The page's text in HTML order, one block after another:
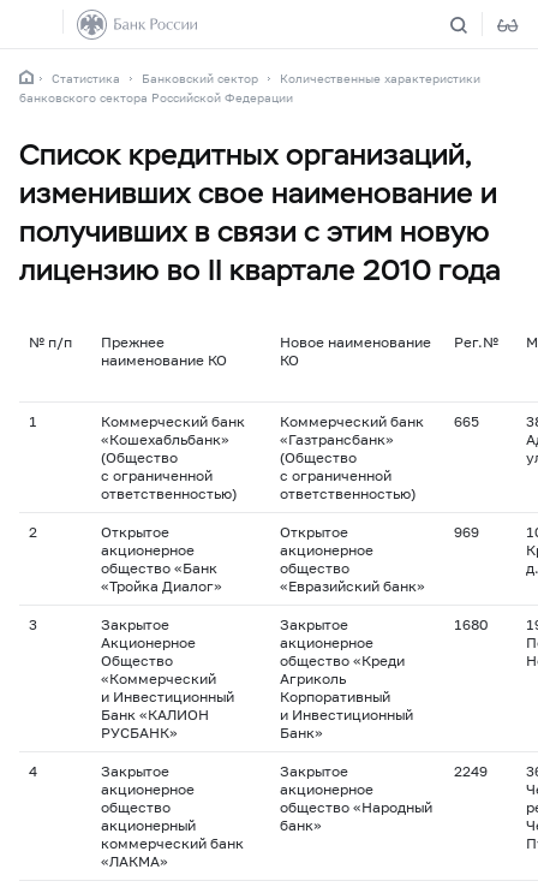
Статистика Банковский сектор
Количественные характеристики
банковского сектора Российской Федерации
Список кредитных организаций,
изменивших свое наименование и
получивших в связи с этим новую
лицензию во II квартале 2010 года
№ п/п
Прежнее
наименование КО
Новое наименование
КО
Рег.№
1
Коммерческий банк
«Кошехабльбанк»
(Общество
с ограниченной
ответственностью)
Коммерческий банк
«Газтрансбанк»
(Общество
с ограниченной
ответственностью)
665
2
Открытое
акционерное
общество «Банк
«Тройка Диалог»
Открытое
акционерное
общество
«Евразийский банк»
969
3
Закрытое
Акционерное
Общество
«Коммерческий
и Инвестиционный
Банк «КАЛИОН
РУСБАНК»
Закрытое
акционерное
общество «Креди
Агриколь
Корпоративный
и Инвестиционный
Банк»
1680
4
Закрытое
акционерное
общество
акционерный
коммерческий банк
«ЛАКМА»
Закрытое
акционерное
общество «Народный
банк»
2249